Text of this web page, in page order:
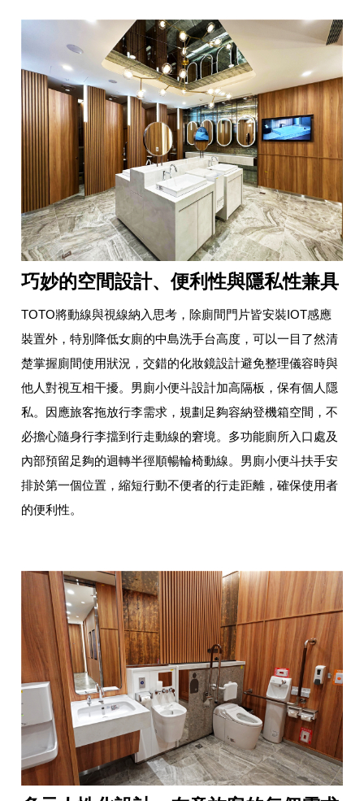
巧妙的空間設計、便利性與隱私性兼具
TOTO將動線與視線納入思考，除廁間門片皆安裝IOT感應
裝置外，特別降低女廁的中島洗手台高度，可以一目了然清
楚掌握廁間使用狀況，交錯的化妝鏡設計避免整理儀容時與
他人對視互相干擾。男廁小便斗設計加高隔板，保有個人隱
私。因應旅客拖放行李需求，規劃足夠容納登機箱空間，不
必擔心隨身行李擋到行走動線的窘境。多功能廁所入口處及
內部預留足夠的迴轉半徑順暢輪椅動線。男廁小便斗扶手安
排於第一個位置，縮短行動不便者的行走距離，確保使用者
的便利性。